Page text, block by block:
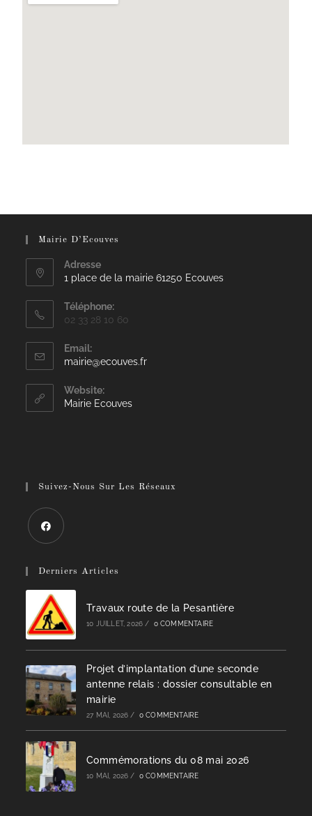
Mairie D’Ecouves
Adresse
1 place de la mairie 61250 Ecouves
Téléphone:
02 33 28 10 60
Email:
mairie@ecouves.fr
Website:
Mairie Ecouves
Suivez-Nous Sur Les Réseaux
Derniers Articles
Travaux route de la Pesantière
10 JUILLET, 2026 / 0 COMMENTAIRE
Projet d’implantation d’une seconde
antenne relais : dossier consultable en
mairie
27 MAI, 2026 / 0 COMMENTAIRE
Commémorations du 08 mai 2026
10 MAI, 2026 / 0 COMMENTAIRE